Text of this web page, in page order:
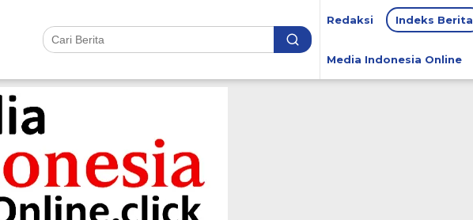
Redaksi Indeks Berita
Media Indonesia Online